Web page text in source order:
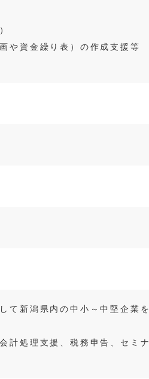
や資金繰り表）の作成支援等
て新潟県内の中小～中堅企業を
計処理支援、税務申告、セミナ